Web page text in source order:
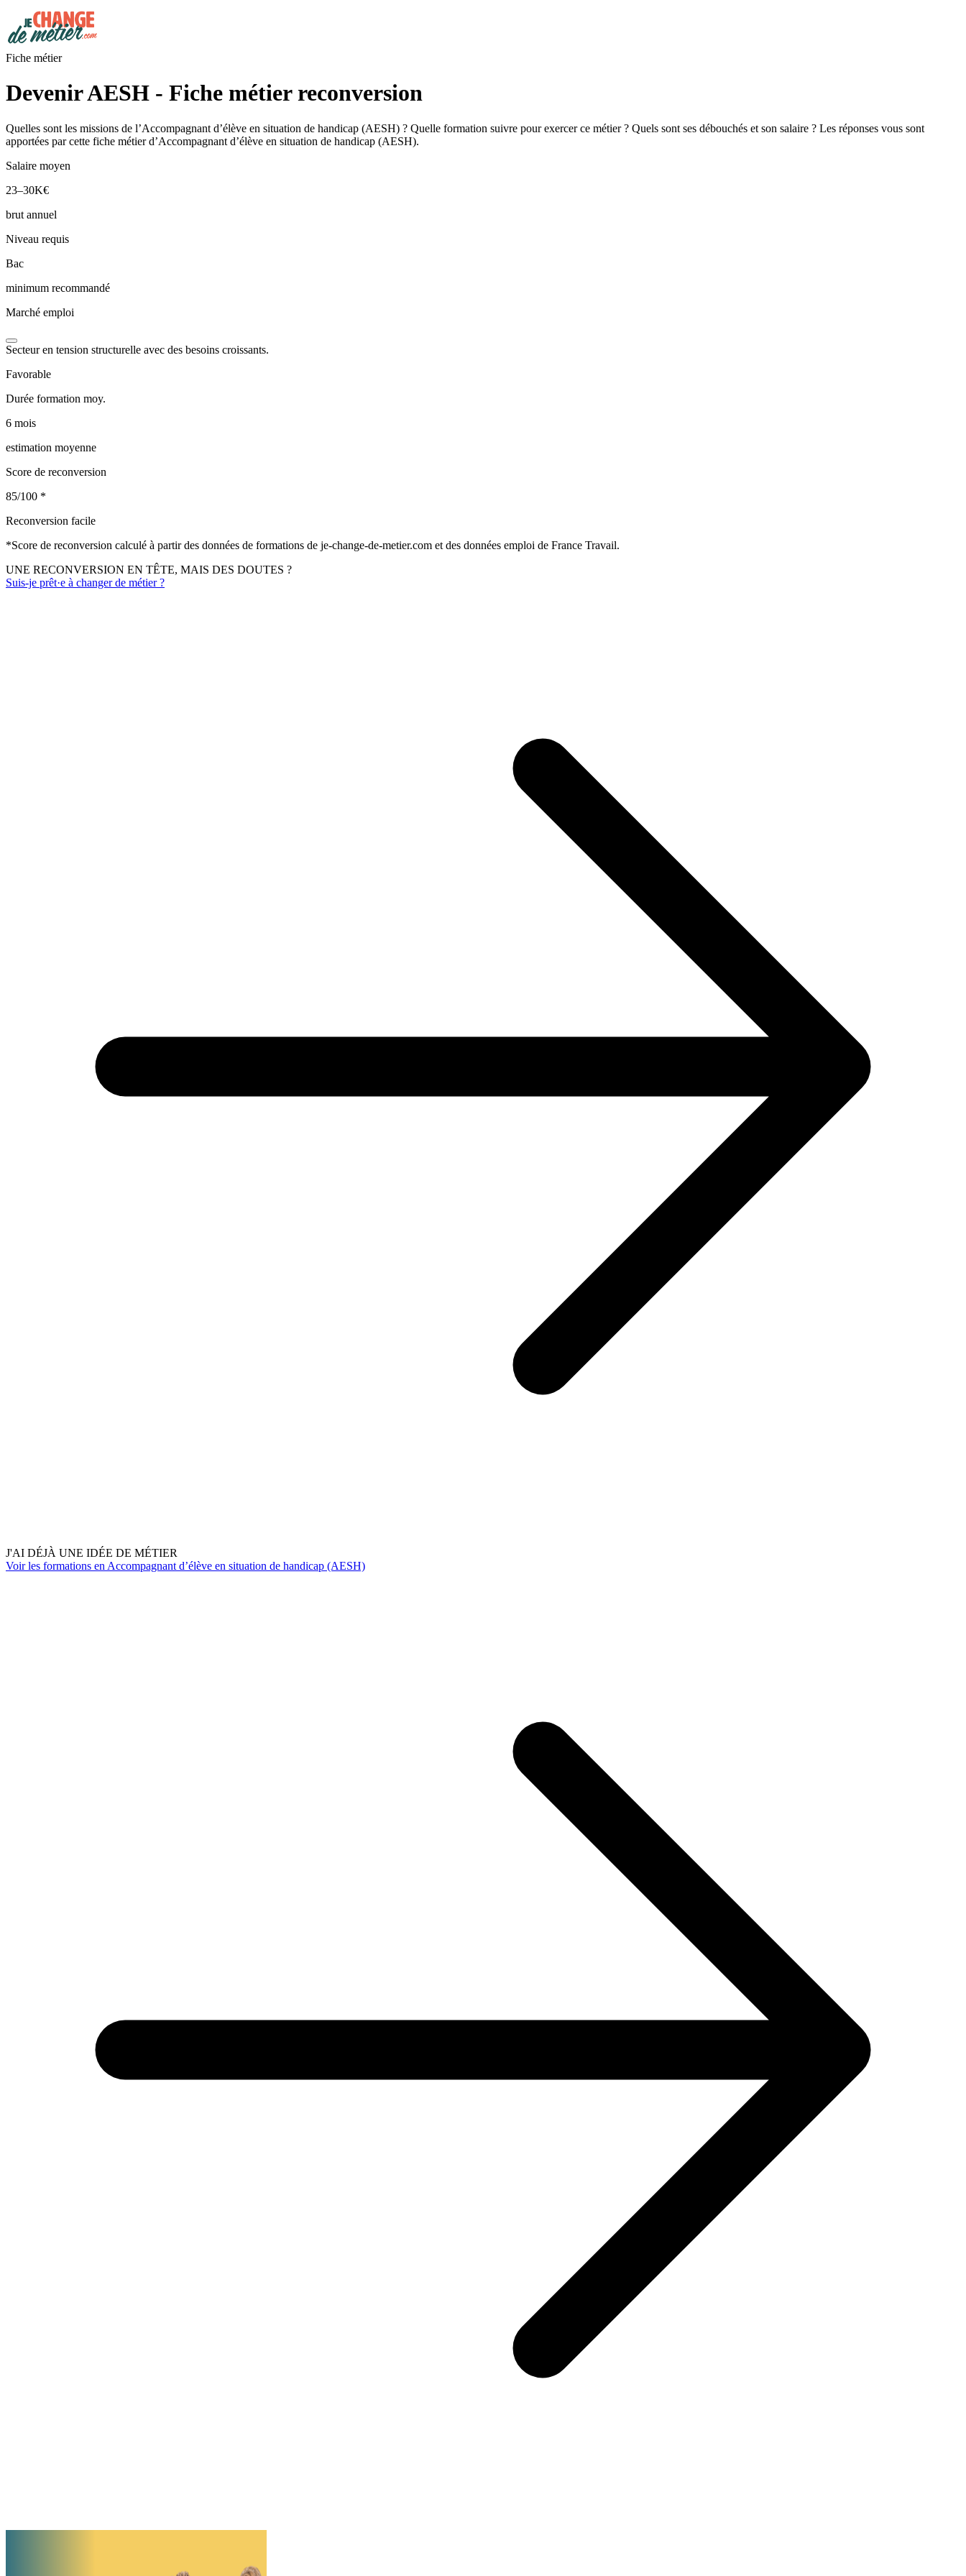
Fiche métier
Devenir AESH - Fiche métier reconversion
Quelles sont les missions de l’Accompagnant d’élève en situation de handicap (AESH) ? Quelle formation suivre pour exercer ce métier ? Quels sont ses débouchés et son salaire ? Les réponses vous sont
apportées par cette fiche métier d’Accompagnant d’élève en situation de handicap (AESH).
Salaire moyen
23–30K€
brut annuel
Niveau requis
Bac
minimum recommandé
Marché emploi
Secteur en tension structurelle avec des besoins croissants.
Favorable
Durée formation moy.
6 mois
estimation moyenne
Score de reconversion
85/100 *
Reconversion facile
*Score de reconversion calculé à partir des données de formations de je-change-de-metier.com et des données emploi de France Travail.
UNE RECONVERSION EN TÊTE, MAIS DES DOUTES ?
Suis-je prêt·e à changer de métier ?
J'AI DÉJÀ UNE IDÉE DE MÉTIER
Voir les formations en Accompagnant d’élève en situation de handicap (AESH)